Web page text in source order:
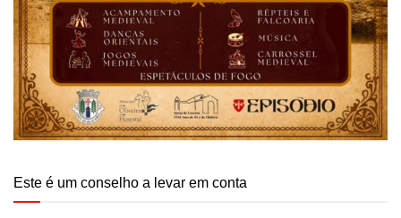
Este é um conselho a levar em conta